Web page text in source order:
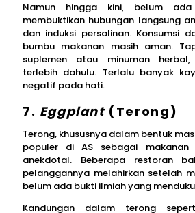
Namun hingga kini, belum
membuktikan hubungan langsung
dan induksi persalinan. Konsumsi
bumbu makanan masih aman.
suplemen atau minuman herbal,
terlebih dahulu. Terlalu banyak
negatif pada hati.
7. Eggplant (Terong)
Terong, khususnya dalam bentuk
populer di AS sebagai makanan
anekdotal. Beberapa restoran
pelanggannya melahirkan setelah
belum ada bukti ilmiah yang
Kandungan dalam terong